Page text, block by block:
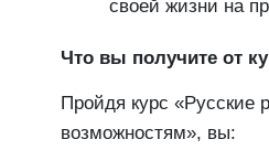
своей жизни на
Что вы получите от
Пройдя курс «Русские
возможностям», вы: